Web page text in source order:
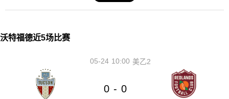
沃特福德近5场比赛
10:00
05-24 美乙2
0 - 0